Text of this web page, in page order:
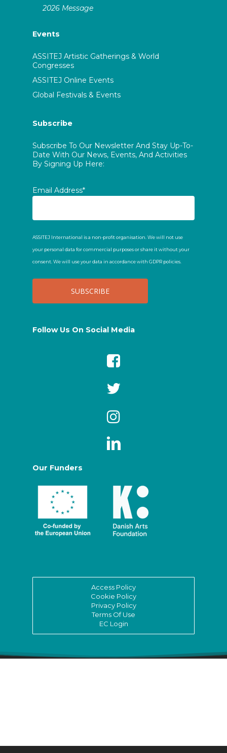
2026 Message
Events
ASSITEJ Artistic Gatherings & World
Congresses
ASSITEJ Online Events
Global Festivals & Events
Subscribe
Subscribe To Our Newsletter And Stay Up-To-
Date With Our News, Events, And Activities
By Signing Up Here:
Email Address*
ASSITEJ International is a non-profit organisation. We will not use
your personal data for commercial purposes or share it without your
consent. We will use your data in accordance with GDPR policies.
Follow Us On Social Media
Our Funders
Access Policy
Cookie Policy
Privacy Policy
Terms Of Use
EC Login